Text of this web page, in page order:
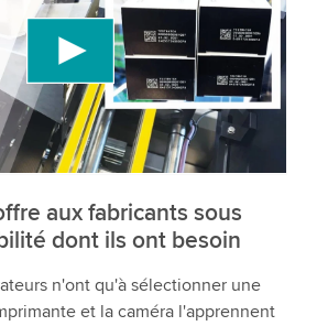
service tiers pour intégrer du
de collecter des
activité. Veuillez consulter les
le service pour regarder cette
aux fabricants sous
dont ils ont besoin
n'ont qu'à sélectionner une
et la caméra l'apprennent